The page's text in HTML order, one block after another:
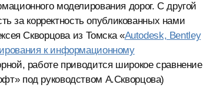
моделирования дорог. С другой
за корректность опубликованных нами
Скворцова из Томска «Autodesk, Bentley
к информационному
работе приводится широкое сравнение
под руководством А.Скворцова)